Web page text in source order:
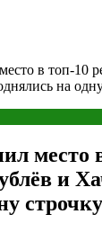
в топ-10
на
место
и
строчку